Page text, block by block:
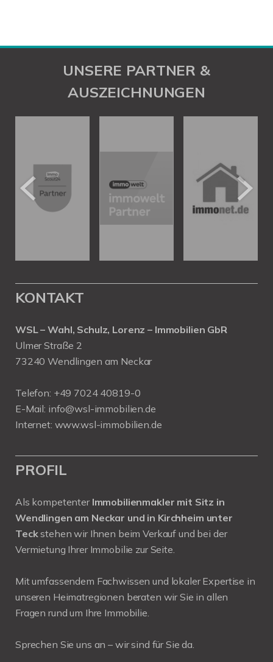
UNSERE PARTNER &
AUSZEICHNUNGEN
KONTAKT
WSL – Wahl, Schulz, Lorenz – Immobilien GbR
Ulmer Straße 2
73240 Wendlingen am Neckar
Telefon: +49 7024 40819-0
E-Mail: info@wsl-immobilien.de
Internet: www.wsl-immobilien.de
PROFIL
Als kompetenter Immobilienmakler mit Sitz in
Wendlingen am Neckar und in Kirchheim unter
Teckstehen wir Ihnen beim Verkauf und bei der
Vermietung Ihrer Immobilie zur Seite.
Mit umfassendem Fachwissen und lokaler Expertise in
unseren Heimatregionen beraten wir Sie in allen
Fragen rund um Ihre Immobilie.
Sprechen Sie uns an – wir sind für Sie da.